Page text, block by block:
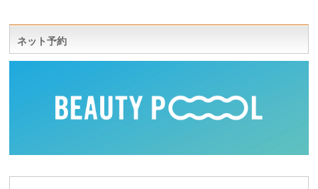
ネット予約